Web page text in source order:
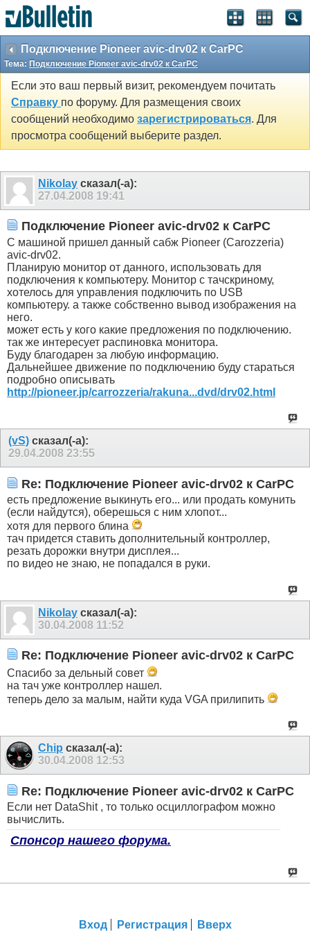
Подключение Pioneer avic-drv02 к CarPC
Тема: Подключение Pioneer avic-drv02 к CarPC
Если это ваш первый визит, рекомендуем почитать
Справку по форуму. Для размещения своих
сообщений необходимо зарегистрироваться. Для
просмотра сообщений выберите раздел.
Nikolay сказал(-а):
27.04.2008 19:41
Подключение Pioneer avic-drv02 к CarPC
С машиной пришел данный сабж Pioneer (Carozzeria)
avic-drv02.
Планирую монитор от данного, использовать для
подключения к компьютеру. Монитор с тачскриному,
хотелось для управления подключить по USB
компьютеру. а также собственно вывод изображения на
него.
может есть у кого какие предложения по подключению.
так же интересует распиновка монитора.
Буду благодарен за любую информацию.
Дальнейшее движение по подключению буду стараться
подробно описывать
http://pioneer.jp/carrozzeria/rakuna...dvd/drv02.html
(vS) сказал(-а):
29.04.2008 23:55
Re: Подключение Pioneer avic-drv02 к CarPC
есть предложение выкинуть его... или продать комунить
(если найдутся), оберешься с ним хлопот...
хотя для первого блина
тач придется ставить дополнительный контроллер,
резать дорожки внутри дисплея...
по видео не знаю, не попадался в руки.
Nikolay сказал(-а):
30.04.2008 11:52
Re: Подключение Pioneer avic-drv02 к CarPC
Спасибо за дельный совет
на тач уже контроллер нашел.
теперь дело за малым, найти куда VGA прилипить
Chip сказал(-а):
30.04.2008 12:53
Re: Подключение Pioneer avic-drv02 к CarPC
Если нет DataShit , то только осциллографом можно
вычислить.
Спонсор нашего форума.
Вход Регистрация Вверх